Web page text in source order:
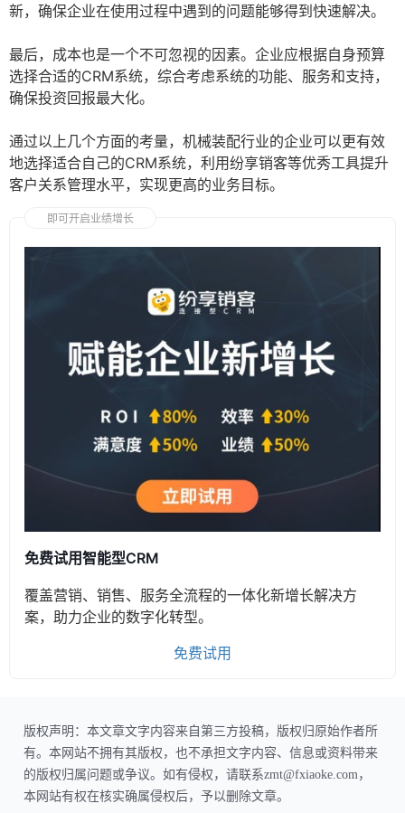
新，确保企业在使用过程中遇到的问题能够得到快速解决。
最后，成本也是一个不可忽视的因素。企业应根据自身预算
选择合适的CRM系统，综合考虑系统的功能、服务和支持，
确保投资回报最大化。
通过以上几个方面的考量，机械装配行业的企业可以更有效
地选择适合自己的CRM系统，利用纷享销客等优秀工具提升
客户关系管理水平，实现更高的业务目标。
即可开启业绩增长
免费试用智能型CRM
覆盖营销、销售、服务全流程的一体化新增长解决方
案，助力企业的数字化转型。
免费试用
版权声明：本文章文字内容来自第三方投稿，版权归原始作者所
有。本网站不拥有其版权，也不承担文字内容、信息或资料带来
的版权归属问题或争议。如有侵权，请联系zmt@fxiaoke.com，
本网站有权在核实确属侵权后，予以删除文章。